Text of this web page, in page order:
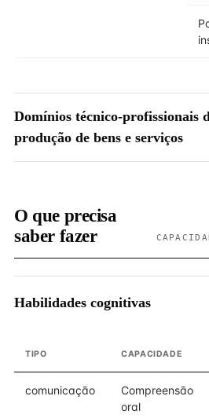
Domínios técnico-profissionais
produção de bens e serviços
O que precisa
saber fazer
Habilidades cognitivas
TIPO CAPACIDADE
comunicação
Compreensão
oral